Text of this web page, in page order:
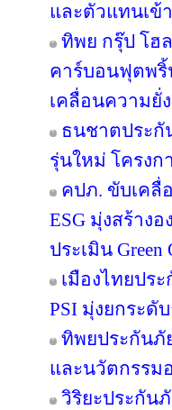
และตัวแทนเข้
ทิพย กรุ๊ป โฮ
คาร์บอนฟุตพริ้
เคลื่อนความยั่
ธนชาตประกั
รุ่นใหม่ โครงก
คปภ. ขับเคลื่
ESG มุ่งสร้าง
ประเมิน
เมืองไทยปร
PSI มุ่งยกระดั
ทิพยประกันภั
และนวัตกรรม
วิริยะประกัน